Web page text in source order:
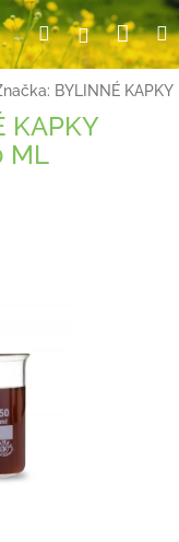
HledatPřihlášení
BYLINNÉ KAPKY
KAPKY
ML